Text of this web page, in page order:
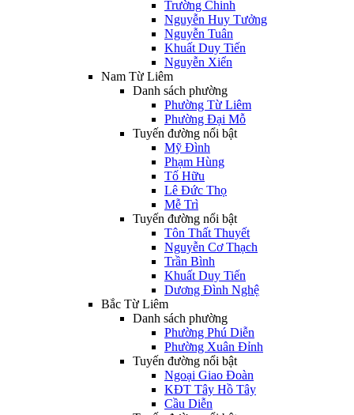
Trường Chinh
Nguyễn Huy Tưởng
Nguyễn Tuân
Khuất Duy Tiến
Nguyễn Xiển
Nam Từ Liêm
Danh sách phường
Phường Từ Liêm
Phường Đại Mỗ
Tuyến đường nổi bật
Mỹ Đình
Phạm Hùng
Tố Hữu
Lê Đức Thọ
Mễ Trì
Tuyến đường nổi bật
Tôn Thất Thuyết
Nguyễn Cơ Thạch
Trần Bình
Khuất Duy Tiến
Dương Đình Nghệ
Bắc Từ Liêm
Danh sách phường
Phường Phú Diễn
Phường Xuân Đỉnh
Tuyến đường nổi bật
Ngoại Giao Đoàn
KĐT Tây Hồ Tây
Cầu Diễn